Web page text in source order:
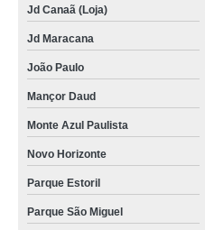
Jd Canaã (Loja)
Jd Maracana
João Paulo
Mançor Daud
Monte Azul Paulista
Novo Horizonte
Parque Estoril
Parque São Miguel